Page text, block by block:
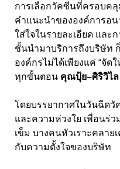
การเลือกวัคซีนที่ครอบค
คำแนะนำขององค์การอน
ใส่ใจในรายละเอียด และ
ชั้นนำมาบริการถึงบริษัท
องค์กรไม่ได้เพียงแค่ “จั
ทุกขั้นตอน คุณปุ้ย–ศิริวิไล
โดยบรรยากาศในวันฉีดวั
และความห่วงใย เพื่อนร่
เข็ม บางคนหัวเราะคลา
กับความตั้งใจของบริษัท